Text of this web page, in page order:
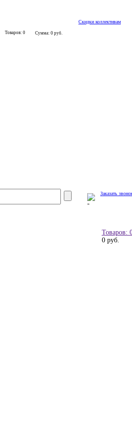
Скидки коллективам
Товаров: 0 Сумма: 0 руб.
Заказать
Товаров:
0 руб.